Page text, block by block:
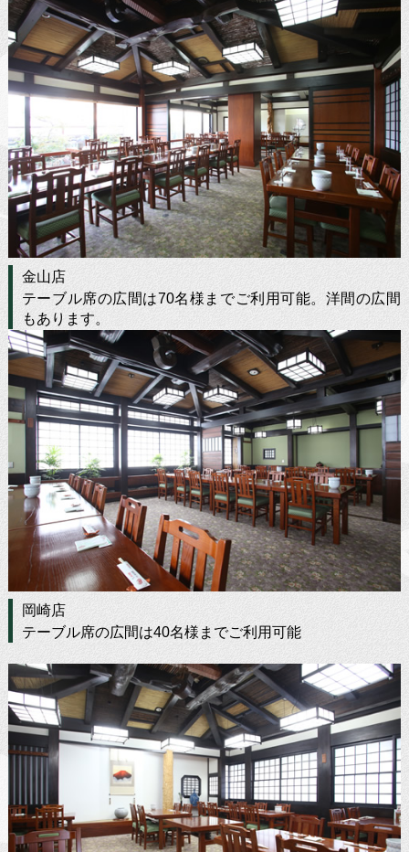
金山店
テーブル席の広間は70名様までご利用可能。洋間の広間
もあります。
岡崎店
テーブル席の広間は40名様までご利用可能